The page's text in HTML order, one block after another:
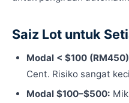
Saiz Lot untuk
Modal < $100
Cent. Risiko sangat
Modal $100–$500: